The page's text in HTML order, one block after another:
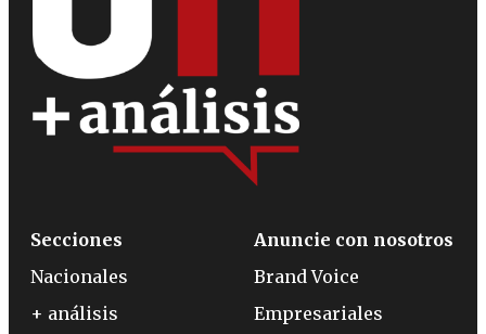
Secciones
Nacionales
+ análisis
Anuncie con nosotros
Brand Voice
Empresariales